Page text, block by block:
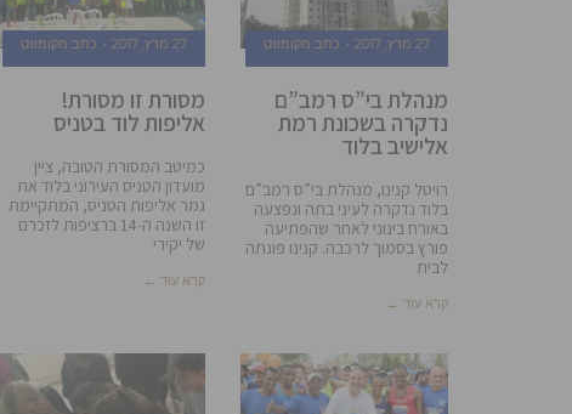
27 מרץ, 2017 כתב מקומונט
מנהלת בי”ס רמב”ם
נדקרה בשכונת רמת
אלישיב בלוד
רויטל קנינו, מנהלת בי”ס רמב”ם
בלוד נדקרה לעיני בתה ונפצעה
באורח בינוני לאחר שהפתיעה
פורץ בסמוך לרכבה. קנינו פונתה
לבית
קרא עוד ←
27 מרץ, 2017 כתב מקומונט
מסורת זו מסורת!
אליפות לוד בטניס
כמיטב המסורת הטובה, ציין
מועדון הטניס העירוני בלוד את
גמר אליפות הטניס, המתקיימת
זו השנה ה-14 ברציפות לזכרם
של יקירי
קרא עוד ←